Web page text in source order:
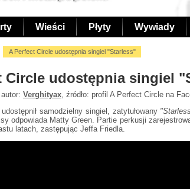
Wieści Płyty Wywiady
A Perfect Circle udostępnia singiel "Starless"
Circle udostępnia singiel
Verghityax , źródło: profil A Perfect Circle na
udostępnił samodzielny singiel, zatytułowany
odpowiada Matty Green. Partie perkusji
latach, zastępując Jeffa Friedla.